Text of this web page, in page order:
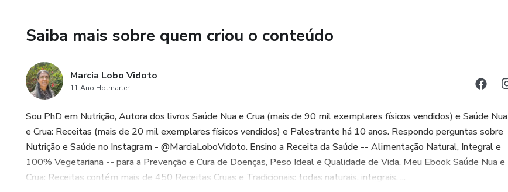
Saiba mais sobre quem criou o conteúdo
Marcia Lobo Vidoto
11 Ano Hotmarter
Sou PhD em Nutrição, Autora dos livros Saúde Nua e Crua (mais de 90 mil exemplares físicos vendidos) e Saúde Nua
e Crua: Receitas (mais de 20 mil exemplares físicos vendidos) e Palestrante há 10 anos. Respondo perguntas sobre
Nutrição e Saúde no Instagram - @MarciaLoboVidoto. Ensino a Receita da Saúde -- Alimentação Natural, Integral e
100% Vegetariana -- para a Prevenção e Cura de Doenças, Peso Ideal e Qualidade de Vida. Meu Ebook Saúde Nua e
Crua: Receitas contém mais de 450 Receitas Cruas e Tradicionais: todas naturais, integrais, ...